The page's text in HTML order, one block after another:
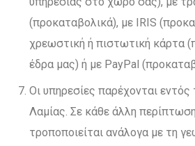
(προκαταβολικά), με IRIS
χρεωστική ή πιστωτική κάρτα
έδρα μας) ή με PayPal
Οι υπηρεσίες παρέχονται
Λαμίας. Σε κάθε άλλη
τροποποιείται ανάλογα με τη